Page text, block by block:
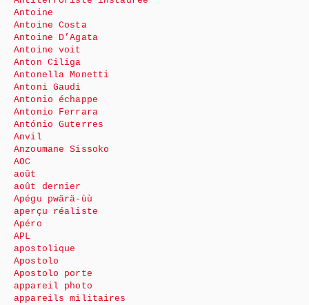
Antoine
Antoine Costa
Antoine D’Agata
Antoine voit
Anton Ciliga
Antonella Monetti
Antoni Gaudi
Antonio échappe
Antonio Ferrara
António Guterres
Anvil
Anzoumane Sissoko
AOC
août
août dernier
Apégu pwärä-ùù
aperçu réaliste
Apéro
APL
apostolique
Apostolo
Apostolo porte
appareil photo
appareils militaires